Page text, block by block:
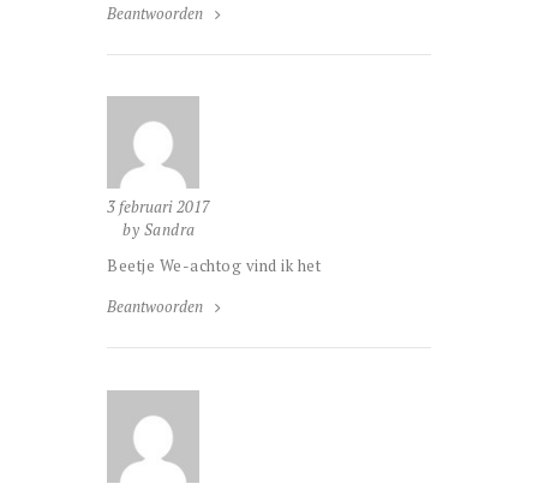
Beantwoorden
3 februari 2017
by Sandra
Beetje We-achtog vind ik het
Beantwoorden